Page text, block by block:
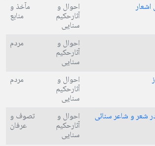
اشعار احوال و
آثارحکیم
سنایی
مآخذ و
منابع
احوال و
آثارحکیم
سنایی
مردم
احوال و
آثارحکیم
سنایی
مردم
شعر و شاعر سنائی احوال و
آثارحکیم
سنایی
تصوف و
عرفان